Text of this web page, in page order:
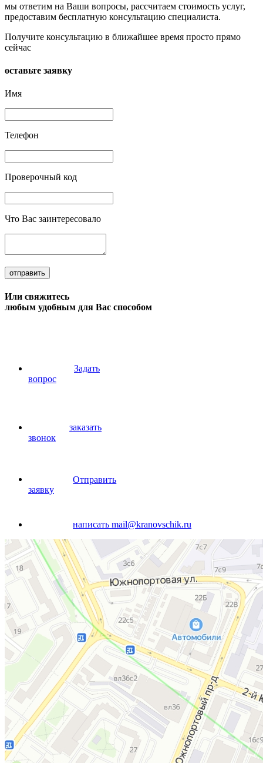
мы ответим на Ваши вопросы, рассчитаем стоимость услуг,
предоставим бесплатную консультацию специалиста.
Получите консультацию в ближайшее время просто прямо
сейчас
оставьте заявку
Имя
Телефон
Проверочный код
Что Вас заинтересовало
отправить
Или свяжитесь
любым удобным для Вас способом
Задать
вопрос
заказать
звонок
Отправить
заявку
написатьmail@kranovschik.ru